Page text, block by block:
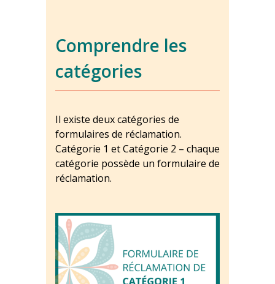
Comprendre les
catégories
Il existe deux catégories de
formulaires de réclamation.
Catégorie 1 et Catégorie 2 – chaque
catégorie possède un formulaire de
réclamation.